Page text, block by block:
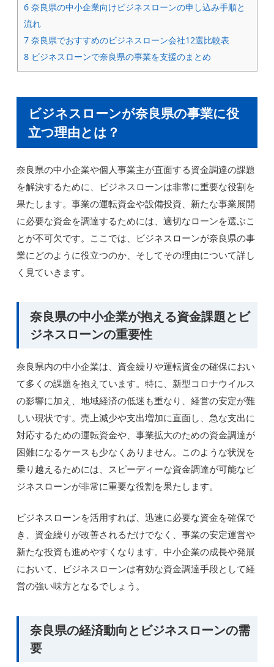
6奈良県の中小企業向けビジネスローンの申し込み手順と
流れ
7奈良県でおすすめのビジネスローン会社12選比較表
8ビジネスローンで奈良県の事業を支援のまとめ
ビジネスローンが奈良県の事業に役
立つ理由とは？
奈良県の中小企業や個人事業主が直面する資金調達の課題
を解決するために、ビジネスローンは非常に重要な役割を
果たします。事業の運転資金や設備投資、新たな事業展開
に必要な資金を調達するためには、適切なローンを選ぶこ
とが不可欠です。ここでは、ビジネスローンが奈良県の事
業にどのように役立つのか、そしてその理由について詳し
く見ていきます。
奈良県の中小企業が抱える資金課題とビ
ジネスローンの重要性
奈良県内の中小企業は、資金繰りや運転資金の確保におい
て多くの課題を抱えています。特に、新型コロナウイルス
の影響に加え、地域経済の低迷も重なり、経営の安定が難
しい現状です。売上減少や支出増加に直面し、急な支出に
対応するための運転資金や、事業拡大のための資金調達が
困難になるケースも少なくありません。このような状況を
乗り越えるためには、スピーディーな資金調達が可能なビ
ジネスローンが非常に重要な役割を果たします。
ビジネスローンを活用すれば、迅速に必要な資金を確保で
き、資金繰りが改善されるだけでなく、事業の安定運営や
新たな投資も進めやすくなります。中小企業の成長や発展
において、ビジネスローンは有効な資金調達手段として経
営の強い味方となるでしょう。
奈良県の経済動向とビジネスローンの需
要